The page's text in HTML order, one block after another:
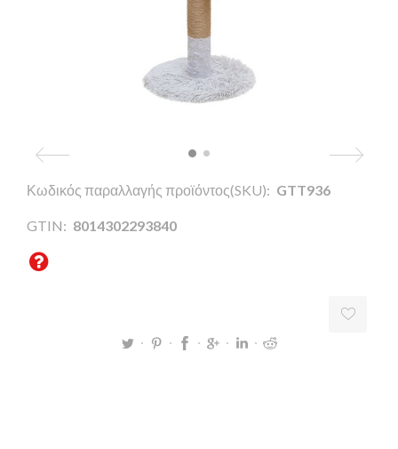
Κωδικός παραλλαγής προϊόντος(SKU): GTT936
GTIN: 8014302293840